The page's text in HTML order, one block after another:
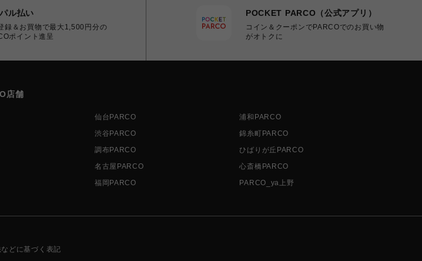
ル払い
録＆お買物で最大1,500円分の
ポイント進呈
POCKET PARCO（公式アプリ）
コイン＆クーポンでPARCOでのお買い物
がオトクに
店舗
仙台PARCO
浦和PARCO
渋谷PARCO
錦糸町PARCO
調布PARCO
ひばりが丘PARCO
名古屋PARCO
心斎橋PARCO
福岡PARCO PARCO_ya上野
どに基づく表記